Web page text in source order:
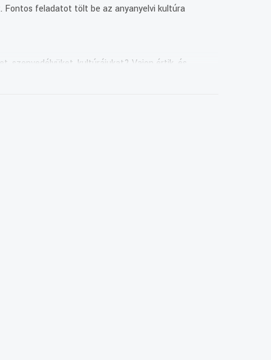
feladatot tölt be az anyanyelvi kultúra
szenvedélyüket, kultúrájukat? Vajon értik, és
László év adta. A lovagkirály 1996 óta a
ugyanis a településről származnak a
fellép Básits Branka és zenekara, valamint a
görög népzene és a rebetiko